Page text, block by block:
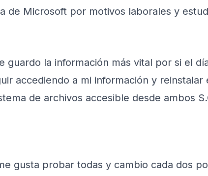
de Microsoft por motivos laborales y
guardo la información más vital por si el
accediendo a mi información y reinstalar
de archivos accesible desde ambos
gusta probar todas y cambio cada dos